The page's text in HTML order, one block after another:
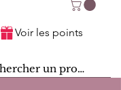
Voir les points